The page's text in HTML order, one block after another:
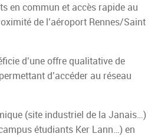
en commun et accès rapide au
de l’aéroport Rennes/Saint
d’une offre qualitative de
d’accéder au réseau
(site industriel de la Janais…)
étudiants Ker Lann…) en